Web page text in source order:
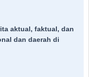
aktual, faktual, dan
dan daerah di